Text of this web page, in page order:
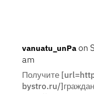
vanuatu_unPa on
am
Получите
bystro.ru/